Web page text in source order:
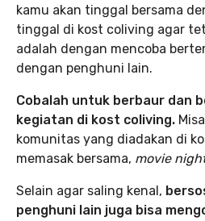
kamu akan tinggal bersama
tinggal di kost coliving agar
adalah dengan mencoba
dengan penghuni lain.
Cobalah untuk berbaur dan
kegiatan di kost coliving.
komunitas yang diadakan di
memasak bersama, movie
Selain agar saling kenal,
penghuni lain juga bisa